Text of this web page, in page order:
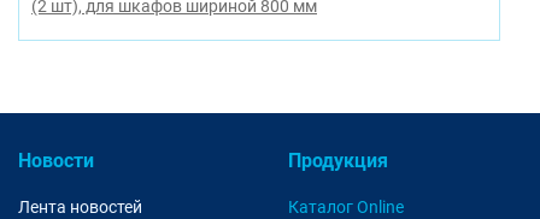
(2 шт), для шкафов шириной 800 мм
Новости
Лента новостей
Продукция
Каталог Online